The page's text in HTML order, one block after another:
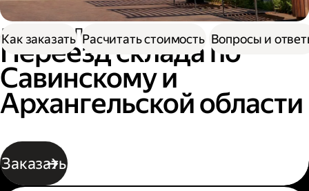
Доставка Переезд склада
Переезд склада по
Савинскому и
Архангельской области
Заказать
Как заказать Расчитать стоимость Вопросы и